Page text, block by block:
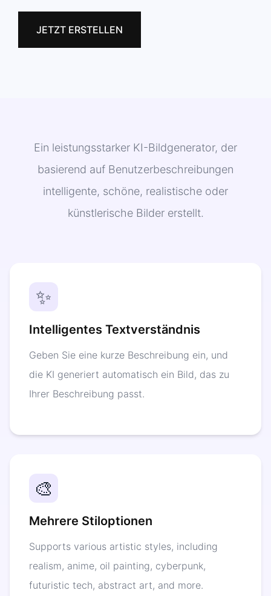
JETZT ERSTELLEN
Ein leistungsstarker KI-Bildgenerator, der
basierend auf Benutzerbeschreibungen
intelligente, schöne, realistische oder
künstlerische Bilder erstellt.
✨
Intelligentes Textverständnis
Geben Sie eine kurze Beschreibung ein, und
die KI generiert automatisch ein Bild, das zu
Ihrer Beschreibung passt.
🎨
Mehrere Stiloptionen
Supports various artistic styles, including
realism, anime, oil painting, cyberpunk,
futuristic tech, abstract art, and more.